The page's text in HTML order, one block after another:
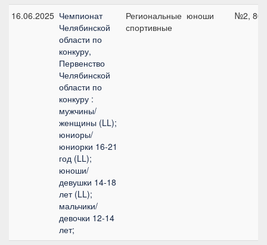
16.06.2025 Чемпионат
Челябинской
области по
конкуру,
Первенство
Челябинской
области по
конкуру :
мужчины/
женщины (LL);
юниоры/
юниорки 16-21
год (LL);
юноши/
девушки 14-18
лет (LL);
мальчики/
девочки 12-14
лет;
Региональные
спортивные
юноши №2, 80